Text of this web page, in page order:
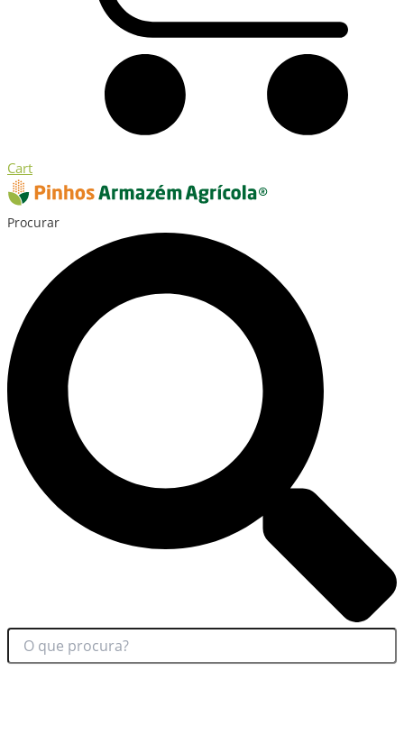
Cart
Procurar